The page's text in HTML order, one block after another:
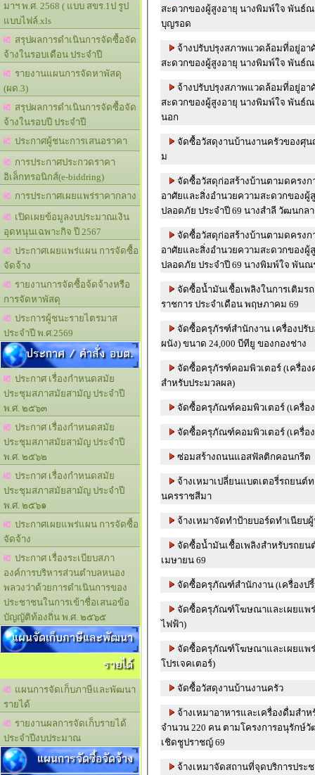
มาฯ พ.ศ. 2568 ( แบบ สขร.1ป รูป
แบบไฟล์.xls
สรุปผลการดำเนินการจัดซื้อจัด
จ้างในรอบเดือน ประจำปี
รายงานแผนการจัดหาพัสดุ
(ผด.3)
สรุปผลการดำเนินการจัดซื้อจัด
จ้างในรอบปี ประจำปี
ประกาศผู้ชนะการเสนอราคา
การประกาศประกวดราคา
อิเล็กทรอนิกส์(e-biddring)
การประกาศเผยแพร่ราคากลาง
เปิดเผยข้อมูลงบประมาณเงิน
อุดหนุนเฉพาะกิจ ปี 2567
ประกาศเผยแพร่แผน การจัดซื้อ
จัดจ้าง
รายงานการจัดซื้อจ้ดจ้างหรือ
การจัดหาพัสดุ
ประการผู้ชนะรายไตรมาส
ประจำปี พ.ศ.2569
ประกาศ / คำสั่ง อบต.
ประกาศ เรื่องกำหนดสมัย
ประชุมสภาสมัยสามัญ ประจำปี
พ.ศ. ๒๕๖๓
ประกาศ เรื่องกำหนดสมัย
ประชุมสภาสมัยสามัญ ประจำปี
พ.ศ. ๒๕๖๒
ประกาศ เรื่องกำหนดสมัย
ประชุมสภาสมัยสามัญ ประจำปี
พ.ศ. ๒๕๖๑
ประกาศเผยแพร่แผน การจัดซื้อ
จัดจ้าง
ประกาศ เรื่องระเบียบสภา
องค์การบริหารส่วนตำบลหนอง
พลวงว่าด้วยการดำเนินการของ
ประชาชนในการเข้าชื่อเสนอข้อ
บัญญัติท้องถิ่น พ.ศ. ๒๕๖๕
แผนจัดเก็บภาษีและพัฒนา
รายได้
แผนการจัดเก็บภาษีและพัฒนา
รายได้
รายงานผลการจัดเก็บรายได้
ประจำปีงบประมาณ
แผนการจัดซื้อจัดจ้าง
สะดวกของผู้สูงอายุ นางพิมพ์ใจ พันธ์ณรงค์ ม.4 จ้างนา
บุญรอด
จ้างปรับปรุงสภาพแวดล้อมที่อยู่อา
จ้างปรับปรุงสภาพแวดล้อมที่อยู่อา
สะดวกของผู้สูงอายุ นางพิมพ์ใจ พันธ์ณรงค์ ม.4 จ้างน
นอก
จัดซื้อวัสดุงานบ้านงานครัวของศุ
ม
จัดซื้อวัสดุก่อสร้างบ้านตามดครง
อาศัยและสิ่งอำนวยความสะดวกของผู้
ปลอดภัย ประจำปี 69 นางส
จัดซื้อวัสดุก่อสร้างบ้านตามดครง
อาศัยและสิ่งอำนวยความสะดวกของผู้
ปลอดภัย ประจำปี 69 นางพิมพ์ใจ พันณ
จัดซื้อน้ำมันเชื้อเพลิงในการเติมร
ราชการ ประจำเดือน พฤษภาคม 69
จัดซื้อครุภัรฑ์สำนักงาน เครื่องปรั
ผนัง) ขนาด 24,000 บีทียู ของกองช่าง
จัดซื้อครุภัรฑ์คอมพิวเตอร์ (เครื่อง
สำหรับประมวลผล)
จัดซื้อครุภัณฑ์คอมพิวเตอร์ (เครื่อ
จัดซื้อครุภัณฑ์คอมพิวเตอร์ (เครื่อ
ซ่อมสร้างถนนแอสฟัลติกคอนกรีต
จ้างเหมาเปลี่ยนแบตเตอรี่รถยนต์ท
นครราชสีมา
จ้างเหมาจัดทำป้ายบอร์ดทำเนียบ
จัดซื้อน้ำมันเชื้อเพลิงสำหรับรถยน
เมษายน 69
จัดซื้อครุภัณฑ์สำนักงาน (เครื่องปรี้
จัดซื้อครุภัณฑ์โฆษณาและเผยแพ
ไฟฟ้า)
จัดซื้อครุภัณฑ์โฆษณาและเผยแพร่
โปรเจคเตอร์)
จัดซื้อวัสดุงานบ้านงานครัว
จ้างเหมาอาหารและเครื่องดื่มสำห
จำนวน 220 คน ตามโครงการอนุรักษ์
เชิดชูปราชญ์ 69
จ้างเหมาจัดสถานที่จุดบริการประ